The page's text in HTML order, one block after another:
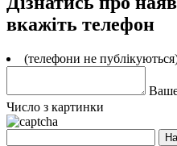
вкажіть телефон
(телефони не
Число з картинки